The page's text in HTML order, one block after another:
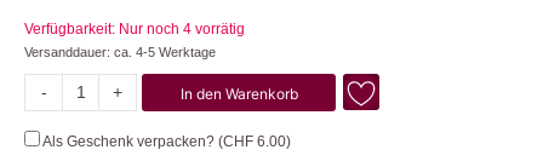
Verfügbarkeit: Nur noch 4 vorrätig
Versanddauer: ca. 4-5 Werktage
-
Amaru
+ In den Warenkorb
Als Geschenk verpacken? (CHF 6.00)